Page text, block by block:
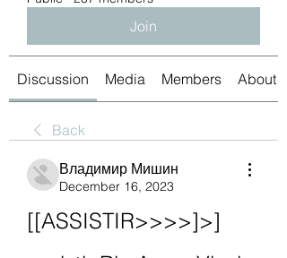
Join
Discussion Media Members About
Back
Владимир Мишин
December 16, 2023
[[ASSISTIR>>>>]>]